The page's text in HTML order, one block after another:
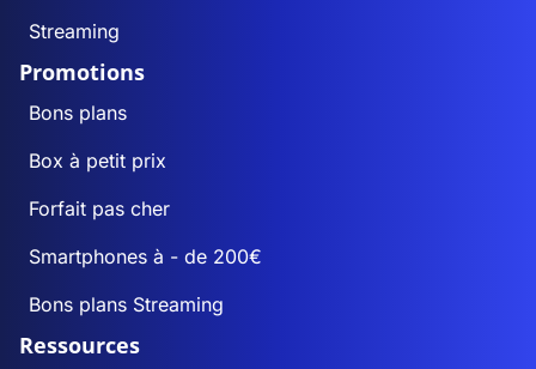
Streaming
Promotions
Bons plans
Box à petit prix
Forfait pas cher
Smartphones à - de 200€
Bons plans Streaming
Ressources